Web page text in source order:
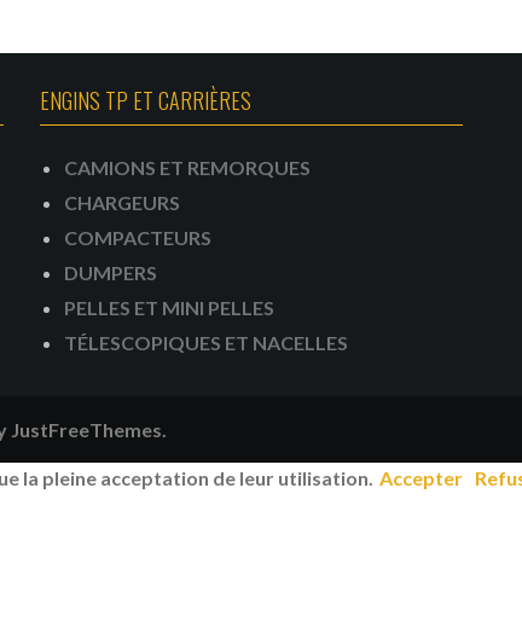
ENGINS TP ET CARRIÈRES
CAMIONS ET REMORQUES
CHARGEURS
COMPACTEURS
DUMPERS
PELLES ET MINI PELLES
TÉLESCOPIQUES ET NACELLES
JustFreeThemes.
la pleine acceptation de leur utilisation. Accepter